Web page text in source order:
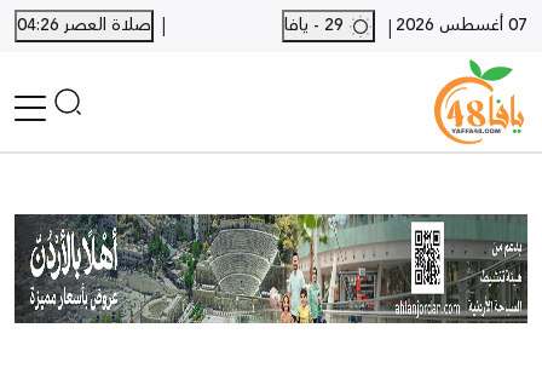
07 أغسطس 2026 |
| صلاة العصر 04:26
أخبار محلية
أخبار يافا
SHORTS
أخبار اللد والرملة